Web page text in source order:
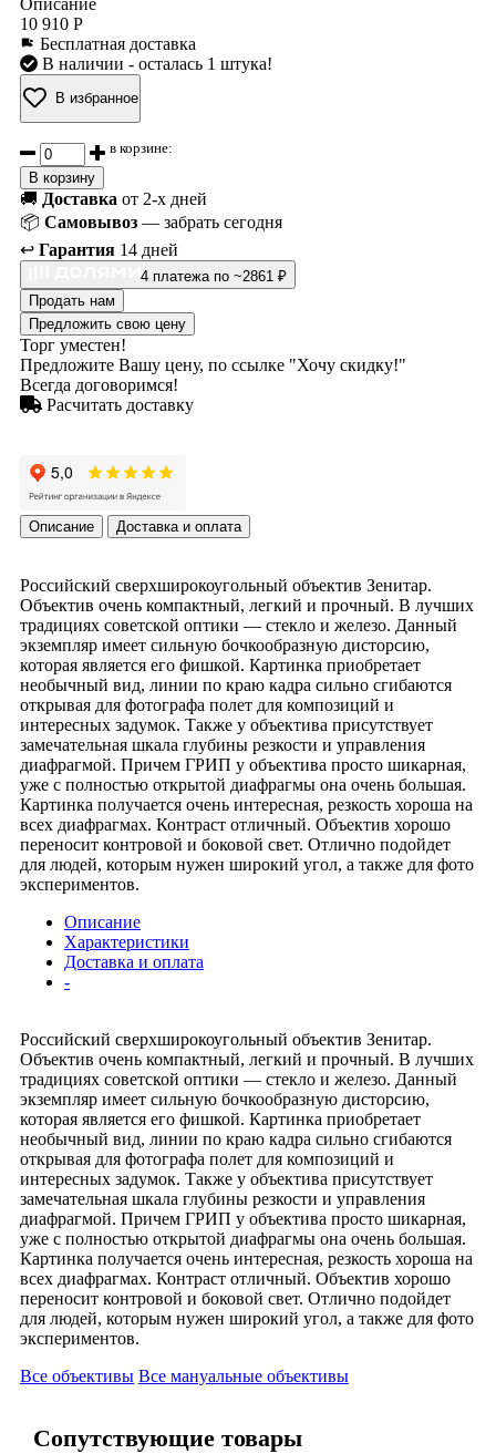
10 910 Р
Бесплатная доставка
В наличии - осталась 1 штука!
В избранное
в корзине:
В корзину
🚚 Доставка от 2-х дней
📦 Самовывоз — забрать сегодня
↩️ Гарантия 14 дней
4 платежа по ~2861 ₽
Продать нам
Предложить свою цену
Торг уместен!
Предложите Вашу цену, по ссылке "Хочу скидку!"
Всегда договоримся!
Расчитать доставку
Описание Доставка и оплата
Российский сверхширокоугольный объектив Зенитар.
Объектив очень компактный, легкий и прочный. В лучших
традициях советской оптики — стекло и железо. Данный
экземпляр имеет сильную бочкообразную дисторсию,
которая является его фишкой. Картинка приобретает
необычный вид, линии по краю кадра сильно сгибаются
открывая для фотографа полет для композиций и
интересных задумок. Также у объектива присутствует
замечательная шкала глубины резкости и управления
диафрагмой. Причем ГРИП у объектива просто шикарная,
уже с полностью открытой диафрагмы она очень большая.
Картинка получается очень интересная, резкость хороша на
всех диафрагмах. Контраст отличный. Объектив хорошо
переносит контровой и боковой свет. Отлично подойдет
для людей, которым нужен широкий угол, а также для фото
экспериментов.
Описание
Характеристики
Доставка и оплата
-
Российский сверхширокоугольный объектив Зенитар.
Объектив очень компактный, легкий и прочный. В лучших
традициях советской оптики — стекло и железо. Данный
экземпляр имеет сильную бочкообразную дисторсию,
которая является его фишкой. Картинка приобретает
необычный вид, линии по краю кадра сильно сгибаются
открывая для фотографа полет для композиций и
интересных задумок. Также у объектива присутствует
замечательная шкала глубины резкости и управления
диафрагмой. Причем ГРИП у объектива просто шикарная,
уже с полностью открытой диафрагмы она очень большая.
Картинка получается очень интересная, резкость хороша на
всех диафрагмах. Контраст отличный. Объектив хорошо
переносит контровой и боковой свет. Отлично подойдет
для людей, которым нужен широкий угол, а также для фото
экспериментов.
Все объективы Все мануальные объективы
Сопутствующие товары